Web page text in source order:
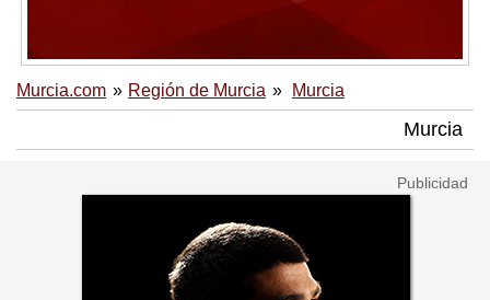
Murcia.com Región de Murcia Murcia
Murcia